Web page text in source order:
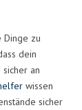
Dinge zu
dein
an
wissen
sicher